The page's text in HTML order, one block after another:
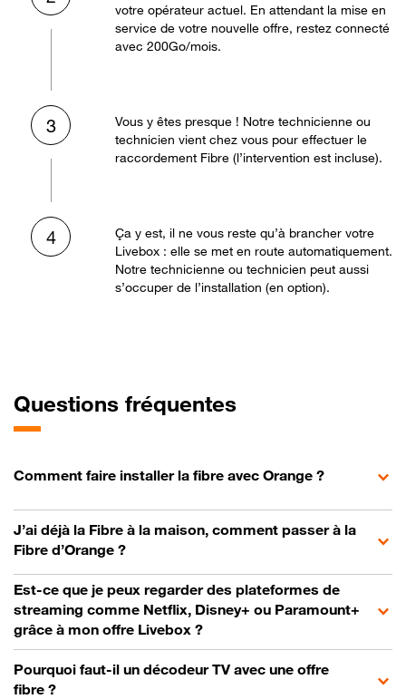
votre opérateur actuel. En attendant la mise en
service de votre nouvelle offre, restez connecté
avec 200Go/mois.
3
Vous y êtes presque ! Notre technicienne ou
technicien vient chez vous pour effectuer le
raccordement Fibre (l’intervention est incluse).
4
Ça y est, il ne vous reste qu’à brancher votre
Livebox : elle se met en route automatiquement.
Notre technicienne ou technicien peut aussi
s’occuper de l’installation (en option).
Questions fréquentes
Comment faire installer la fibre avec Orange ?
J’ai déjà la Fibre à la maison, comment passer à la
Fibre d’Orange ?
Est-ce que je peux regarder des plateformes de
streaming comme Netflix, Disney+ ou Paramount+
grâce à mon offre Livebox ?
Pourquoi faut-il un décodeur TV avec une offre
fibre ?